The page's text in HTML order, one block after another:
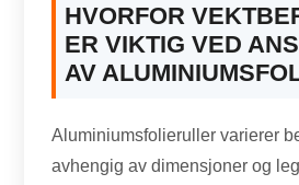
HVORFOR
ER VIKTIG VED
AV
Aluminiumsfolieruller varierer
avhengig av dimensjoner og